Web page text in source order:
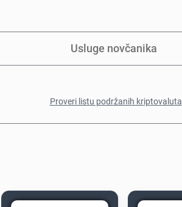
Usluge novčanika
Proveri listu podržanih kriptovaluta